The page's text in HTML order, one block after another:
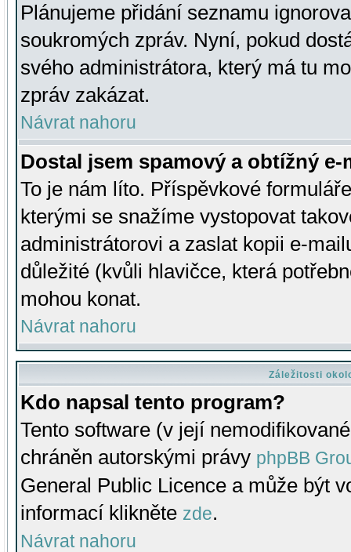
Plánujeme přidání seznamu
soukromých zpráv. Nyní, pokud
svého administrátora, který má tu
zpráv zakázat.
Návrat nahoru
Dostal jsem spamový a obtížný
To je nám líto. Příspěvkové
kterými se snažíme vystopovat
administrátorovi a zaslat kopii e-
důležité (kvůli hlavičce, která
mohou konat.
Návrat nahoru
Záležitosti
Kdo napsal tento program?
Tento software (v její
chráněn autorskými právy phpBB
General Public Licence a může být
informací klikněte zde.
Návrat nahoru